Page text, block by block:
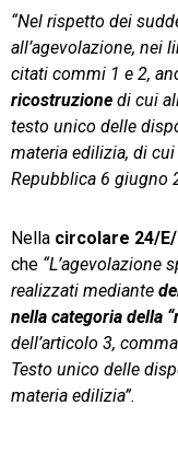
“Nel rispetto dei
all’agevolazione, nei
citati commi 1 e 2,
ricostruzione di cui
testo unico delle
materia edilizia, di
Repubblica 6 giugno
Nella circolare 24/
che “L’agevolazione
realizzati mediante
nella categoria della
dell’articolo 3,
Testo unico delle
materia edilizia”.